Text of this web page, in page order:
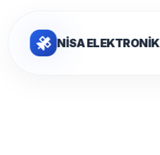
NİSA ELEKTRONİK